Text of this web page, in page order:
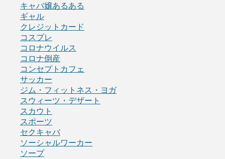
キャバ嬢あるある
ギャル
クレジットカード
コスプレ
コロナウイルス
コロナ倒産
コンセプトカフェ
サッカー
ジム・フィットネス・ヨガ
スウィーツ・デザート
スカウト
スポーツ
セクキャバ
ソーシャルワーカー
ソープ